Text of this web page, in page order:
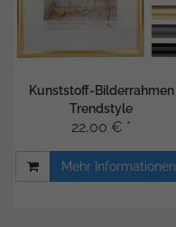
Kunststoff-Bilderrahmen
Trendstyle
22,00 € *
Mehr Informationen